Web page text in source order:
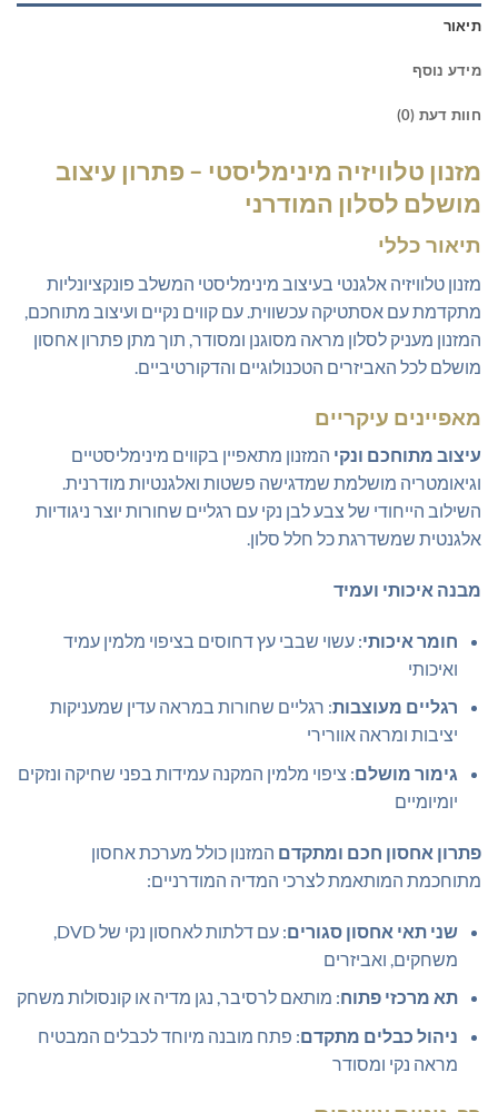
תיאור
מידע נוסף
חוות דעת (0)
מזנון טלוויזיה מינימליסטי – פתרון עיצוב
מושלם לסלון המודרני
תיאור כללי
מזנון טלוויזיה אלגנטי בעיצוב מינימליסטי המשלב פונקציונליות
מתקדמת עם אסתטיקה עכשווית. עם קווים נקיים ועיצוב מתוחכם,
המזנון מעניק לסלון מראה מסוגנן ומסודר, תוך מתן פתרון אחסון
מושלם לכל האביזרים הטכנולוגיים והדקורטיביים.
מאפיינים עיקריים
עיצוב מתוחכם ונקי המזנון מתאפיין בקווים מינימליסטיים
וגיאומטריה מושלמת שמדגישה פשטות ואלגנטיות מודרנית.
השילוב הייחודי של צבע לבן נקי עם רגליים שחורות יוצר ניגודיות
אלגנטית שמשדרגת כל חלל סלון.
מבנה איכותי ועמיד
חומר איכותי: עשוי שבבי עץ דחוסים בציפוי מלמין עמיד
ואיכותי
רגליים מעוצבות: רגליים שחורות במראה עדין שמעניקות
יציבות ומראה אוורירי
גימור מושלם: ציפוי מלמין המקנה עמידות בפני שחיקה ונזקים
יומיומיים
פתרון אחסון חכם ומתקדם המזנון כולל מערכת אחסון
מתוחכמת המותאמת לצרכי המדיה המודרניים:
שני תאי אחסון סגורים
משחקים, ואביזרים
תא מרכזי פתוח: מותאם לרסיבר, נגן מדיה או קונסולות משחק
ניהול כבלים מתקדם: פתח מובנה מיוחד לכבלים המבטיח
מראה נקי ומסודר